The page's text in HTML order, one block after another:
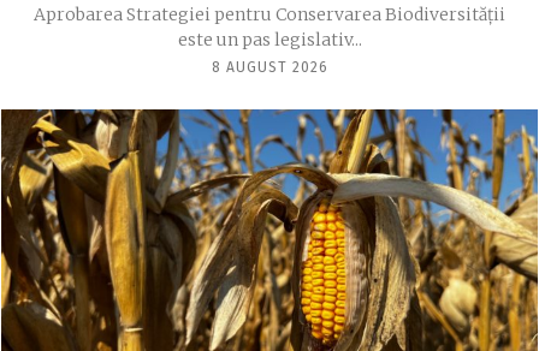
Aprobarea Strategiei pentru Conservarea Biodiversității
este un pas legislativ...
8 AUGUST 2026